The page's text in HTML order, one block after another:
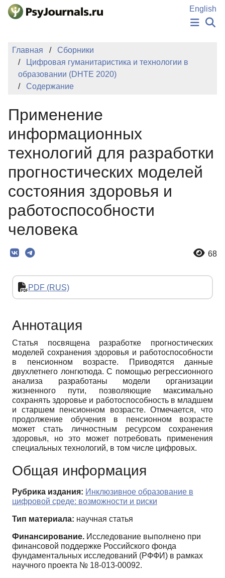
Перейти к основному содержанию
English
НОВОСТИ
АВТОРЫ
ПОДАТЬ РУКОПИСЬ
Регистрация
Главная
Сборники
Цифровая гуманитаристика и технологии в
образовании (DHTE 2020)
Содержание
Применение
информационных
технологий для разработки
прогностических моделей
состояния здоровья и
работоспособности
человека
68
PDF (RUS)
Аннотация
Статья посвящена разработке прогностических
моделей сохранения здоровья и работоспособности
в пенсионном возрасте. Приводятся данные
двухлетнего лонгютюда. С помощью регрессионного
анализа разработаны модели организации
жизненного пути, позволяющие максимально
сохранять здоровье и работоспособность в младшем
и старшем пенсионном возрасте. Отмечается, что
продолжение обучения в пенсионном возрасте
может стать личностным ресурсом сохранения
здоровья, но это может потребовать применения
специальных технологий, в том числе цифровых.
Общая информация
Рубрика издания: Инклюзивное образование в
цифровой среде: возможности и риски
Тип материала: научная статья
Финансирование. Исследование выполнено при
финансовой поддержке Российского фонда
фундаментальных исследований (РФФИ) в рамках
научного проекта № 18-013-00092.